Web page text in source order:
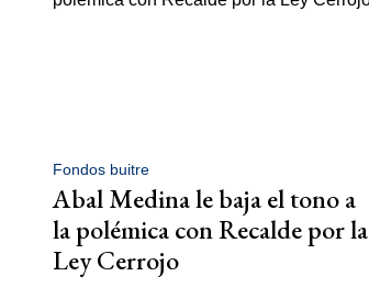
Fondos buitre
Abal Medina le baja el tono a
la polémica con Recalde por la
Ley Cerrojo